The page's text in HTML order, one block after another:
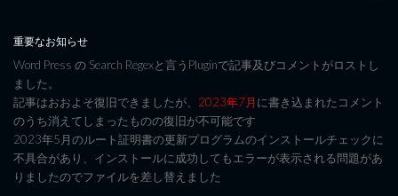
重要なお知らせ
Word Press の Search Regexと言うPluginで記事及びコメントがロストし
ました。
記事はおおよそ復旧できましたが、 2023年7月に書き込まれたコメント
のうち消えてしまったものの復旧が不可能です
2023年5月のルート証明書の更新プログラムのインストールチェックに
不具合があり、インストールに成功してもエラーが表示される問題があ
りましたのでファイルを差し替えました